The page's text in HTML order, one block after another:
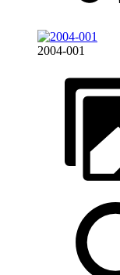
2004-001